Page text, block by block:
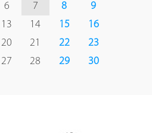
6 7 8
9
13 14 15
16
20 21 22
23
27 28 29 30